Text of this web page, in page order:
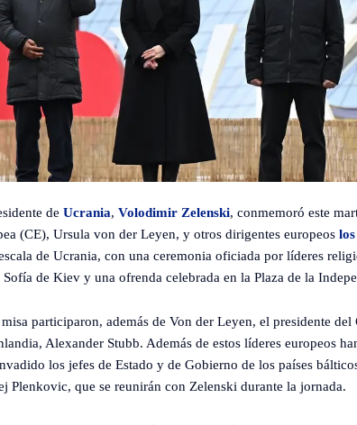
de Ucrania, Volodimir Zelenski, conmemoró este
(CE), Ursula von der Leyen, y otros dirigentes europeos
de Ucrania, con una ceremonia oficiada por líderes
Sofía de Kiev y una ofrenda celebrada en la Plaza de la
participaron, además de Von der Leyen, el presidente
Alexander Stubb. Además de estos líderes europeos
los jefes de Estado y de Gobierno de los países
Plenkovic, que se reunirán con Zelenski durante la jornada.